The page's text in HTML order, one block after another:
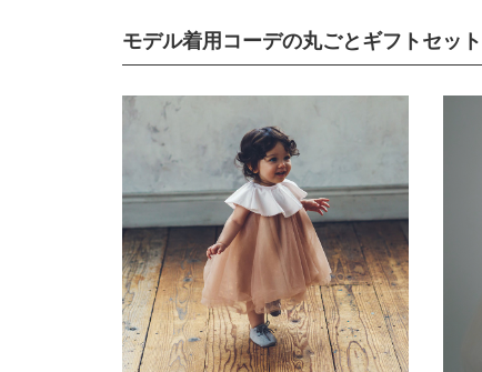
モデル着用コーデの丸ごとギフトセット